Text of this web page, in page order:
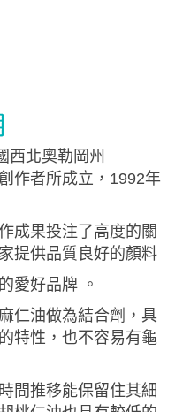
西北奧勒岡州
作者所成立，1992年
成果投注了高度的關
提供品質良好的顏料
愛好品牌 。
仁油做為結合劑，具
特性，也不容易有龜
間推移能保留住其細